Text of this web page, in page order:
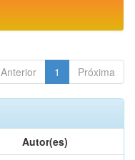
Anterior 1 Próxima
Autor(es)